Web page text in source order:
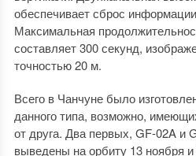
обеспечивает сброс
Максимальная
составляет 300 секунд,
точностью 20 м.
Всего в Чанчуне было
данного типа, возможно,
от друга. Два первых, GF-02A и
выведены на орбиту 13 ноября и